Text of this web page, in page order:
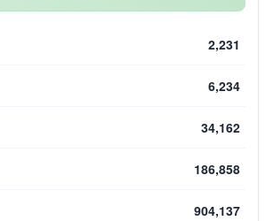
2,231
6,234
34,162
186,858
904,137